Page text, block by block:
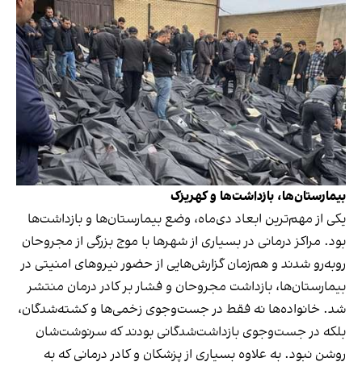
بیمارستان‌ها، بازداشت‌ها و کهریزک
یکی از مهم‌ترین ابعاد دی‌ماه، وضع بیمارستان‌ها و بازداشت‌ها
بود. مراکز درمانی در بسیاری از شهرها با موج بزرگی از مجروحان
روبه‌رو شدند و هم‌زمان گزارش‌هایی از حضور نیروهای امنیتی در
بیمارستان‌ها، بازداشت مجروحان و فشار بر کادر درمان منتشر
شد. خانواده‌ها نه فقط در جست‌وجوی زخمی‌ها و کشته‌شدگان،
بلکه در جست‌وجوی بازداشت‌شدگانی بودند که سرنوشت‌شان
روشن نبود. به علاوه بسیاری از پزشکان و کادر درمانی که به